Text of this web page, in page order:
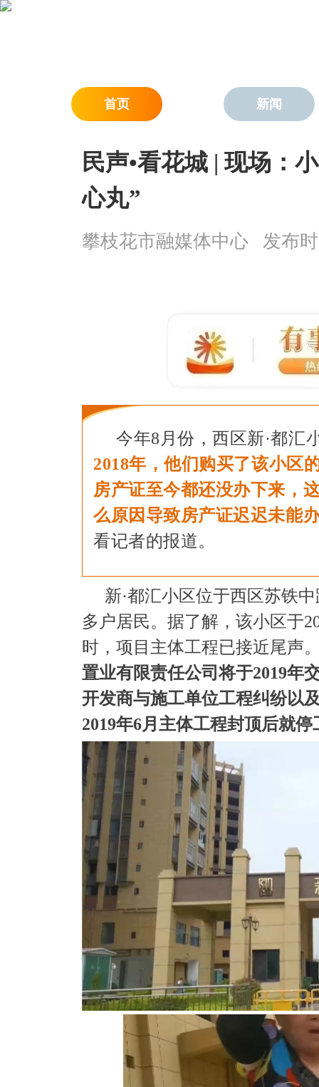
首页 新闻
民声•看花城 | 现场：
心丸”
攀枝花市融媒体中心 发布
今年8月份，西区新·都汇
2018年，他们购买了该小区
房产证至今都还没办下来，
么原因导致房产证迟迟未能
看记者的报道。
新·都汇小区位于西区苏铁
多户居民。据了解，该小区于
时，项目主体工程已接近尾声
置业有限责任公司将于2019年
开发商与施工单位工程纠纷以
2019年6月主体工程封顶后就停